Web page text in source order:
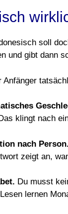
soll
und gibt dann
Anfänger
klingt nach
nach Person.
zeigt an,
Du musst
lernen